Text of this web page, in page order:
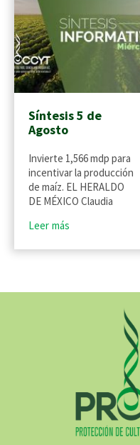
Síntesis 5 de
Agosto
Invierte 1,566 mdp para
incentivar la producción
de maíz. EL HERALDO
DE MÉXICO Claudia
Leer más